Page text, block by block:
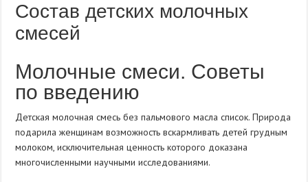
Состав детских молочных
смесей
Молочные смеси. Советы
по введению
Детская молочная смесь без пальмового масла список. Природа
подарила женщинам возможность вскармливать детей грудным
молоком, исключительная ценность которого доказана
многочисленными научными исследованиями.